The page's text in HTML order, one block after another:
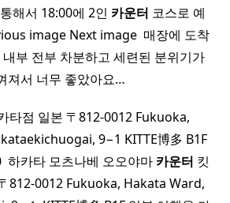
해서 18:00에 2인 카운터 코스로 예
image Next image ​ 매장에 도착
부 전부 차분하고 세련된 분위기가
져서 너무 좋았아요…
타점 일본 〒812-0012 Fukuoka,
9−1 KITTE博多 B1F
하카타 모츠나베 오오야마 카운터 킷
812-0012 Fukuoka, Hakata Ward,